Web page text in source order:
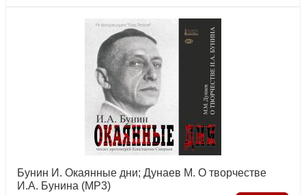
Бунин И. Окаянные дни; Дунаев М. О творчестве
И.А. Бунина (MP3)